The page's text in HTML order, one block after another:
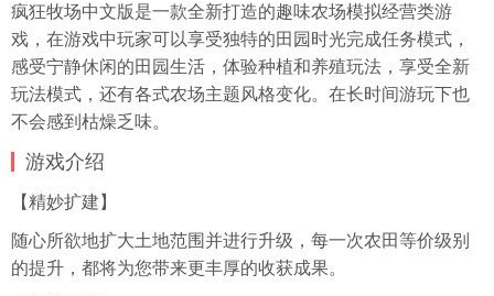
疯狂牧场中文版是一款全新打造的趣味农场模拟经营类游
戏，在游戏中玩家可以享受独特的田园时光完成任务模式，
感受宁静休闲的田园生活，体验种植和养殖玩法，享受全新
玩法模式，还有各式农场主题风格变化。在长时间游玩下也
不会感到枯燥乏味。
游戏介绍
【精妙扩建】
随心所欲地扩大土地范围并进行升级，每一次农田等价级别
的提升，都将为您带来更丰厚的收获成果。